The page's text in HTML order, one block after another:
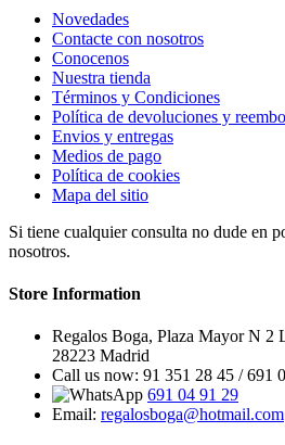
Novedades
Contacte con nosotros
Conocenos
Nuestra tienda
Términos y Condiciones
Política de devoluciones y
Envios y entregas
Medios de pago
Política de cookies
Mapa del sitio
Si tiene cualquier consulta no dude en
nosotros.
Store Information
Regalos Boga, Plaza Mayor N 2
28223 Madrid
Call us now: 91 351 28 45 / 691
691 04 91 29
Email: regalosboga@hotmail.com